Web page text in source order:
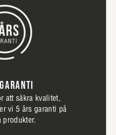
att säkra kvalitet,
vi 5 års garanti på
produkter.